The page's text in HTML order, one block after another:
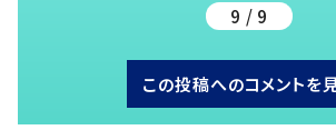
9 / 9
この投稿へのコメントを